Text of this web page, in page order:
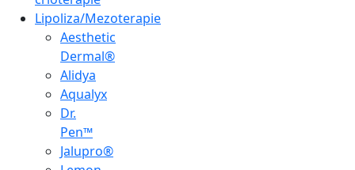
Lipoliza/Mezoterapie
Aesthetic
Dermal®
Alidya
Aqualyx
Dr.
Pen™
Jalupro®